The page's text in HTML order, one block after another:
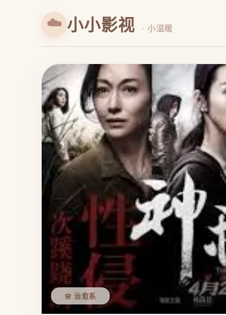
☁️ 小小影视 · 小温暖
🌸 治愈系